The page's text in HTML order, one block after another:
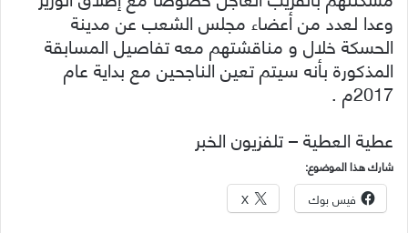
وعدا لعدد من أعضاء مجلس الشعب عن مدينة
الحسكة خلال و مناقشتهم معه تفاصيل المسابقة
المذكورة بأنه سيتم تعين الناجحين مع بداية عام
2017م .
عطية العطية – تلفزيون الخبر
شارك هذا الموضوع:
فيس بوك X